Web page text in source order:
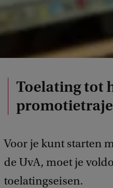
Toelating tot
Voor je kunt starten
de UvA, moet je
toelatingseisen.